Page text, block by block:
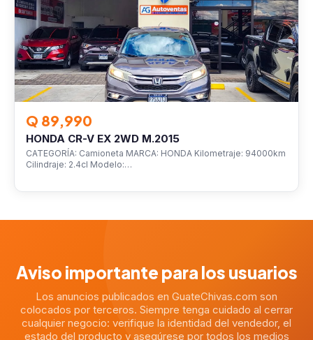
Q 89,990
HONDA CR-V EX 2WD M.2015
CATEGORÍA: Camioneta MARCA: HONDA Kilometraje: 94000km
Cilindraje: 2.4cl Modelo:…
Aviso importante para los usuarios
Los anuncios publicados en GuateChivas.com son
colocados por terceros. Siempre tenga cuidado al cerrar
cualquier negocio: verifique la identidad del vendedor, el
estado del producto y asegúrese por todos los medios